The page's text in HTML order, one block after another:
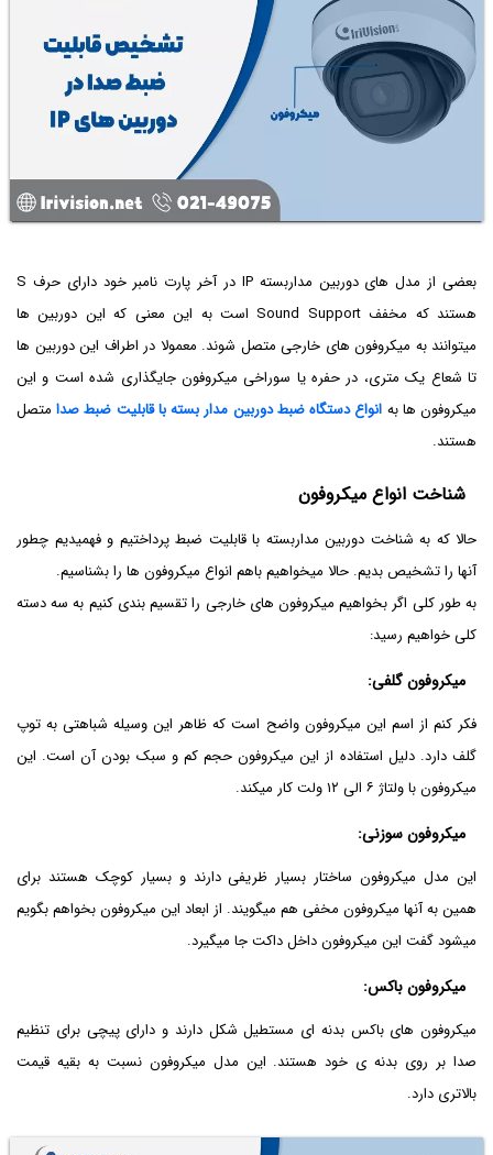
بعضی از مدل های دوربین مداربسته IP در آخر پارت نامبر خود دارای حرف S
هستند که مخفف Sound Support است به این معنی که این دوربین ها
میتوانند به میکروفون های خارجی متصل شوند. معمولا در اطراف این دوربین ها
تا شعاع یک متری، در حفره یا سوراخی میکروفون جایگذاری شده است و این
میکروفون ها به انواع دستگاه ضبط دوربین مدار بسته با قابلیت ضبط صدامتصل
هستند.
شناخت انواع میکروفون
حالا که به شناخت دوربین مداربسته با قابلیت ضبط پرداختیم و فهمیدیم چطور
آنها را تشخیص بدیم. حالا میخواهیم باهم انواع میکروفون ها را بشناسیم.
به طور کلی اگر بخواهیم میکروفون های خارجی را تقسیم بندی کنیم به سه دسته
کلی خواهیم رسید:
میکروفون گلفی:
فکر کنم از اسم این میکروفون واضح است که ظاهر این وسیله شباهتی به توپ
گلف دارد. دلیل استفاده از این میکروفون حجم کم و سبک بودن آن است. این
میکروفون با ولتاژ ۶ الی ۱۲ ولت کار میکند.
میکروفون سوزنی:
این مدل میکروفون ساختار بسیار ظریفی دارند و بسیار کوچک هستند برای
همین به آنها میکروفون مخفی هم میگویند. از ابعاد این میکروفون بخواهم بگویم
میشود گفت این میکروفون داخل داکت جا میگیرد.
میکروفون باکس:
میکروفون های باکس بدنه ای مستطیل شکل دارند و دارای پیچی برای تنظیم
صدا بر روی بدنه ی خود هستند. این مدل میکروفون نسبت به بقیه قیمت
بالاتری دارد.